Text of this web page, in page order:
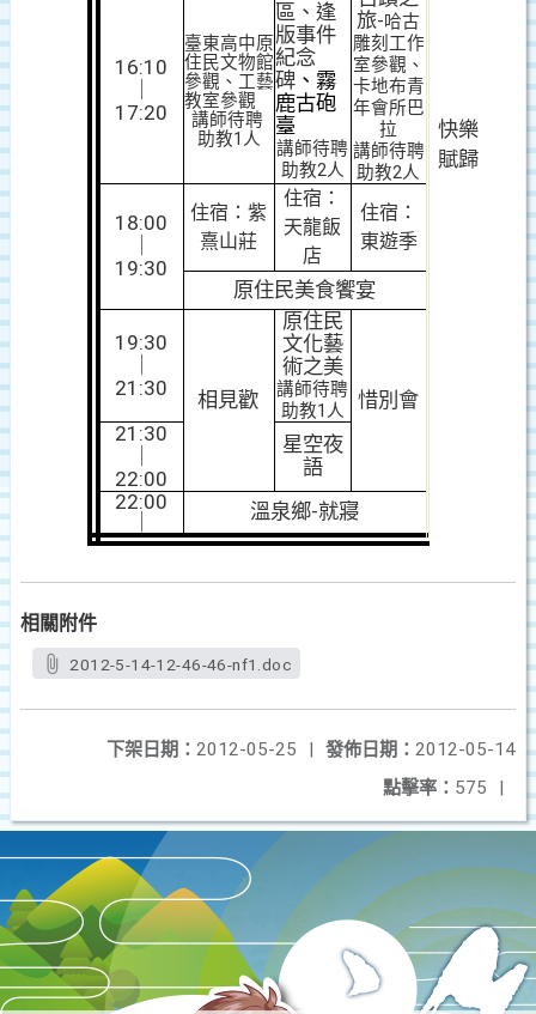
快樂
賦歸
區、逢
版事件
紀念
碑、霧
鹿古砲
臺
講師待聘
助教2人
旅-哈古
雕刻工作
室參觀、
卡地布青
年會所巴
拉
講師待聘
助教2人
16:10
17:20
臺東高中原
住民文物館
參觀、工藝
教室參觀
講師待聘
助教1人
18:00
19:30
住宿：紫
熹山莊
住宿：
天龍飯
店
住宿：
東遊季
原住民美食饗宴
19:30
21:30
相見歡
原住民
文化藝
術之美
講師待聘
助教1人
惜別會
21:30
22:00
星空夜
語
22:00
溫泉鄉-就寢
相關附件
2012-5-14-12-46-46-nf1.doc
發佈日期： 2012-05-14
下架日期： 2012-05-25
|
點擊率： 575 |